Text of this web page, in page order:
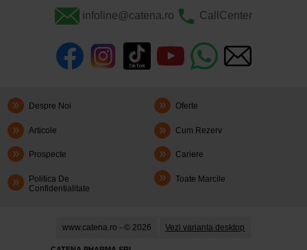
infoline@catena.ro CallCenter
Despre Noi Oferte
Articole Cum Rezerv
Prospecte Cariere
Politica De
Confidentialitate
Toate Marcile
www.catena.ro - © 2026 Vezi varianta desktop